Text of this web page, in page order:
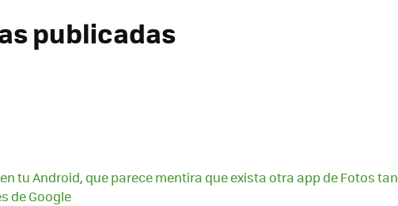
publicadas
tu Android, que parece mentira que exista otra app de Fotos tan
de Google